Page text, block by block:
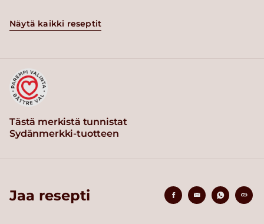
Näytä kaikki reseptit
Tästä merkistä tunnistat
Sydänmerkki-tuotteen
Jaa resepti